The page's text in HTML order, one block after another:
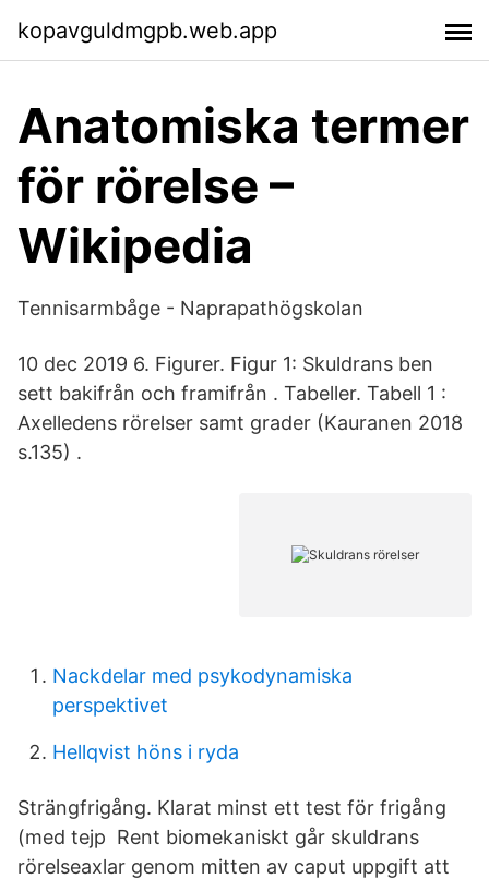
kopavguldmgpb.web.app
Anatomiska termer
för rörelse –
Wikipedia
Tennisarmbåge - Naprapathögskolan
10 dec 2019 6. Figurer. Figur 1: Skuldrans ben
sett bakifrån och framifrån . Tabeller. Tabell 1 :
Axelledens rörelser samt grader (Kauranen 2018
s.135) .
Nackdelar med psykodynamiska
perspektivet
Hellqvist höns i ryda
Strängfrigång. Klarat minst ett test för frigång
(med tejp Rent biomekaniskt går skuldrans
rörelseaxlar genom mitten av caput uppgift att